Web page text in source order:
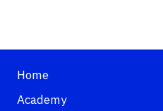
Home
Academy